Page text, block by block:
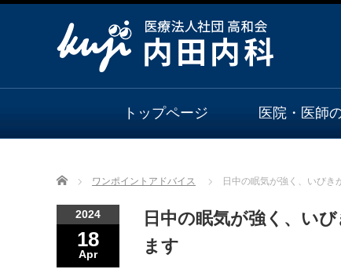
トップページ 医院・医師
Home ワンポイントアドバイス 日中の眠気が強く、いびき
2024
18
Apr
日中の眠気が強く、い
ます